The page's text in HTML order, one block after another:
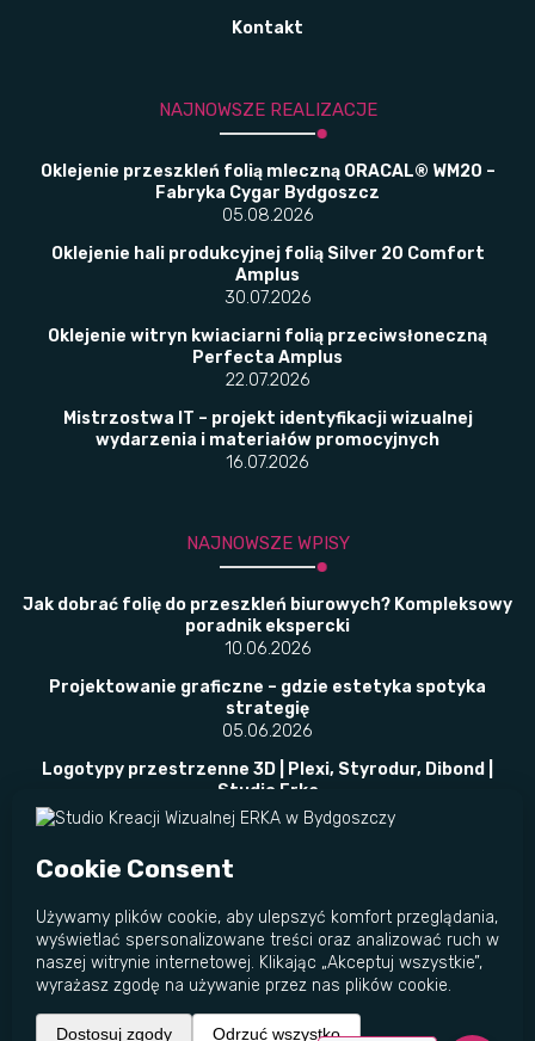
Kontakt
NAJNOWSZE REALIZACJE
Oklejenie przeszkleń folią mleczną ORACAL® WM20 –
Fabryka Cygar Bydgoszcz
05.08.2026
Oklejenie hali produkcyjnej folią Silver 20 Comfort
Amplus
30.07.2026
Oklejenie witryn kwiaciarni folią przeciwsłoneczną
Perfecta Amplus
22.07.2026
Mistrzostwa IT – projekt identyfikacji wizualnej
wydarzenia i materiałów promocyjnych
16.07.2026
NAJNOWSZE WPISY
Jak dobrać folię do przeszkleń biurowych? Kompleksowy
poradnik ekspercki
10.06.2026
Projektowanie graficzne – gdzie estetyka spotyka
strategię
05.06.2026
Logotypy przestrzenne 3D | Plexi, Styrodur, Dibond |
Studio Erka
02.06.2026
bezpieczeństwo, prywatność i przepisy w jednym
23.05.2026
© Studio Kreacji Wizualnej ERKA 2011 - 2026
Wszelkie prawa zastrzeżone